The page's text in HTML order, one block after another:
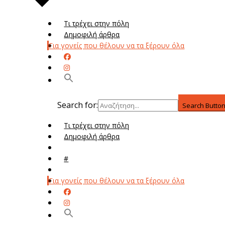
Τι τρέχει στην πόλη
Δημοφιλή άρθρα
Για γονείς που θέλουν να τα ξέρουν όλα
Search for: Search
Τι τρέχει στην πόλη
Δημοφιλή άρθρα
#
Για γονείς που θέλουν να τα ξέρουν όλα